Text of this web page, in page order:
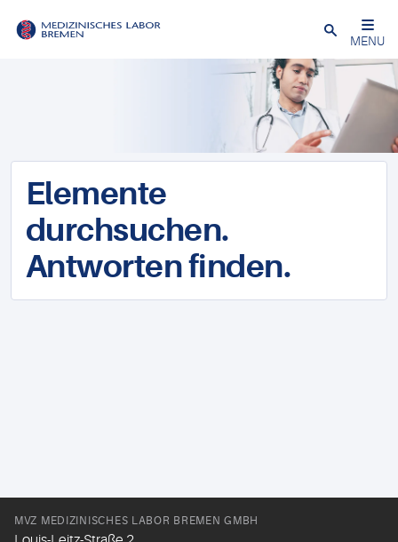
Schließen
MENU
Elemente
durchsuchen.
Antworten finden.
MVZ MEDIZINISCHES LABOR BREMEN GMBH